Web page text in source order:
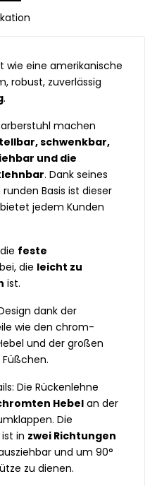
wie eine amerikanische
robust, zuverlässig
.
machen
schwenkbar,
und die
. Dank seines
Basis ist dieser
jedem Kunden
feste
bei, die leicht zu
ist.
dank der
wie den chrom-
und der großen
Die Rückenlehne
Hebelan der
Die
ist in zwei Richtungen
und um 90°
zu dienen.